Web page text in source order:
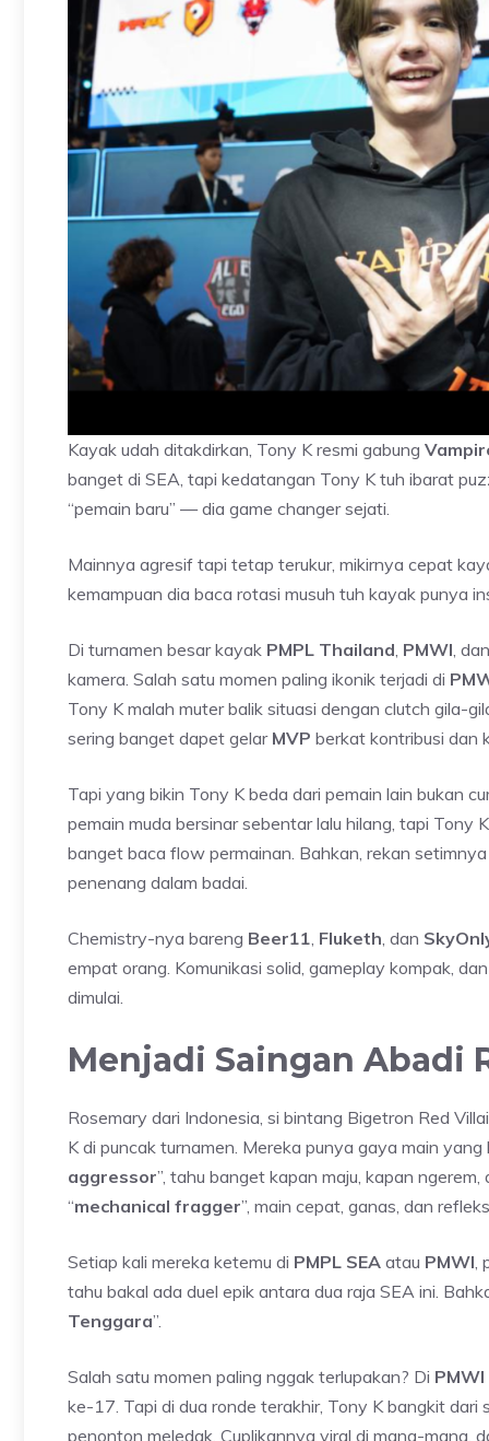
Kayak udah ditakdirkan, Tony K resmi gabung
banget di SEA, tapi kedatangan Tony K tuh ibarat
“pemain baru” — dia game changer sejati.
Mainnya agresif tapi tetap terukur, mikirnya cepat
kemampuan dia baca rotasi musuh tuh kayak punya
Di turnamen besar kayak PMPL Thailand PMWI ,
kamera. Salah satu momen paling ikonik terjadi di
Tony K malah muter balik situasi dengan clutch gila-
sering banget dapet gelar MVP berkat kontribusi dan
Tapi yang bikin Tony K beda dari pemain lain bukan
pemain muda bersinar sebentar lalu hilang, tapi Tony
banget baca flow permainan. Bahkan, rekan
penenang dalam badai.
Chemistry-nya bareng Beer11 Fluketh , dan
empat orang. Komunikasi solid, gameplay kompak,
dimulai.
Menjadi Saingan Abadi
Rosemary dari Indonesia, si bintang Bigetron Red
K di puncak turnamen. Mereka punya gaya main
aggressor”, tahu banget kapan maju, kapan
“mechanical fragger”, main cepat, ganas, dan
Setiap kali mereka ketemu di PMPL SEA atau PMWI
tahu bakal ada duel epik antara dua raja SEA ini.
Tenggara”.
Salah satu momen paling nggak terlupakan? Di
ke-17. Tapi di dua ronde terakhir, Tony K bangkit
penonton meledak. Cuplikannya viral di mana-mana,